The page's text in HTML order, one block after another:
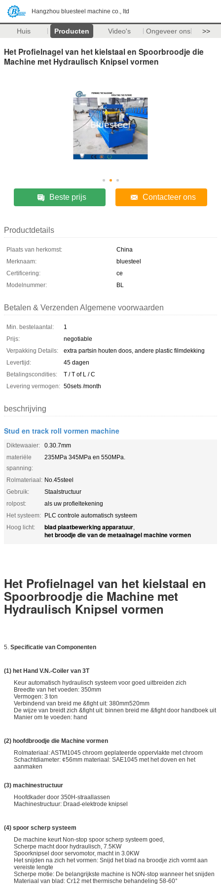
Hangzhou bluesteel machine co., ltd
Huis Producten Video's Ongeveer ons >>
Het Profielnagel van het kielstaal en Spoorbroodje die
Machine met Hydraulisch Knipsel vormen
Beste prijs Contacteer ons
Productdetails
Plaats van herkomst:
China
Merknaam:
bluesteel
Certificering:
ce
Modelnummer:
BL
Betalen & Verzenden Algemene voorwaarden
Min. bestelaantal:
1
Prijs:
negotiable
Verpakking Details:
extra partsin houten doos, andere plastic filmdekking
Levertijd:
45 dagen
Betalingscondities:
T / T of L / C
Levering vermogen: 50sets /month
beschrijving
Stud en track roll vormen machine
Diktewaaier:
0.30.7mm
materiële
spanning:
235MPa 345MPa en 550MPa.
Rolmateriaal: No.45steel
Gebruik:
Staalstructuur
rolpost:
als uw profieltekening
Het systeem: PLC controle automatisch systeem
Hoog licht:
blad plaatbewerking apparatuur,
het broodje die van de metaalnagel machine vormen
Het Profielnagel van het kielstaal en
Spoorbroodje die Machine met
Hydraulisch Knipsel vormen
5. Specificatie van Componenten
(1) het Hand V.N.-Coiler van 3T
Keur automatisch hydraulisch systeem voor goed uitbreiden zich
Breedte van het voeden: 350mm
Vermogen: 3 ton
Verbindend van breid me &fight uit: 380mm520mm
De wijze van breidt zich &fight uit: binnen breid me &fight door handboek uit
Manier om te voeden: hand
(2) hoofdbroodje die Machine vormen
Rolmateriaal: ASTM1045 chroom geplateerde oppervlakte met chroom
Schachtdiameter: ¢56mm materiaal: SAE1045 met het doven en het
aanmaken
(3) machinestructuur
Hoofdkader door 350H-straallassen
Machinestructuur: Draad-elektrode knipsel
(4) spoor scherp systeem
De machine keurt Non-stop spoor scherp systeem goed,
Scherpe macht door hydraulisch, 7.5KW
Spoorknipsel door servomotor, macht in 3.0KW
Het snijden na zich het vormen: Snijd het blad na broodje zich vormt aan
vereiste lengte
Scherpe motie: De belangrijkste machine is NON-stop wanneer het snijden
Materiaal van blad: Cr12 met thermische behandeling 58-60°